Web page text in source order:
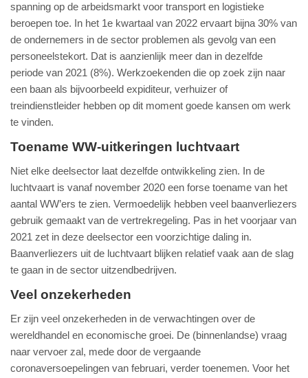
spanning op de arbeidsmarkt voor transport en logistieke
beroepen toe. In het 1e kwartaal van 2022 ervaart bijna 30% van
de ondernemers in de sector problemen als gevolg van een
personeelstekort. Dat is aanzienlijk meer dan in dezelfde
periode van 2021 (8%). Werkzoekenden die op zoek zijn naar
een baan als bijvoorbeeld expiditeur, verhuizer of
treindienstleider hebben op dit moment goede kansen om werk
te vinden.
Toename WW-uitkeringen luchtvaart
Niet elke deelsector laat dezelfde ontwikkeling zien. In de
luchtvaart is vanaf november 2020 een forse toename van het
aantal WW’ers te zien. Vermoedelijk hebben veel baanverliezers
gebruik gemaakt van de vertrekregeling. Pas in het voorjaar van
2021 zet in deze deelsector een voorzichtige daling in.
Baanverliezers uit de luchtvaart blijken relatief vaak aan de slag
te gaan in de sector uitzendbedrijven.
Veel onzekerheden
Er zijn veel onzekerheden in de verwachtingen over de
wereldhandel en economische groei. De (binnenlandse) vraag
naar vervoer zal, mede door de vergaande
coronaversoepelingen van februari, verder toenemen. Voor het